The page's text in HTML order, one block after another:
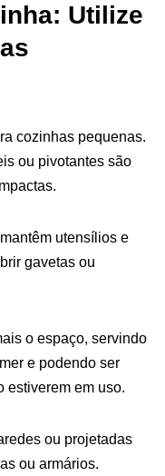
Utilize
cozinhas pequenas.
ou pivotantes são
utensílios e
gavetas ou
o espaço, servindo
e podendo ser
estiverem em uso.
ou projetadas
ou armários.